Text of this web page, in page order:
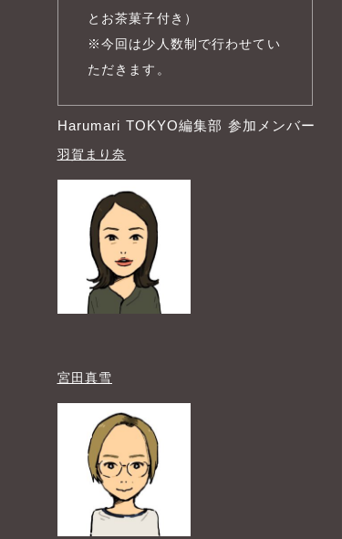
とお茶菓子付き）
※今回は少人数制で行わせてい
ただきます。
Harumari TOKYO編集部 参加メンバー
羽賀まり奈
宮田真雪